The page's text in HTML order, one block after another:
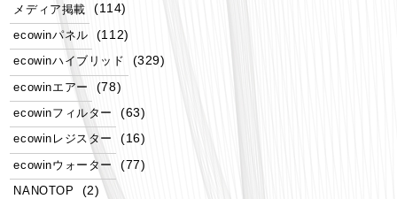
メディア掲載 (114)
ecowinパネル (112)
ecowinハイブリッド (329)
ecowinエアー (78)
ecowinフィルター (63)
ecowinレジスター (16)
ecowinウォーター (77)
NANOTOP (2)